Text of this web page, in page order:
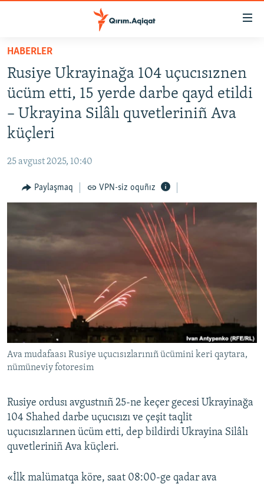
Esas
qaytmaq
Baş
navigatsiyağa
qaytmaq
Qıdıruvğa
SİYASET
İQTİSADİYAT
CEMİYET
İNSAN AQLARI
VİDEO
SÜRET
BLOGLAR
Русский
Українською
QOŞULIÑIZ!
HABERLER
Rusiye Ukrayinağa 104 uçucısıznen
ücüm etti, 15 yerde darbe qayd etildi
– Ukrayina Silâlı quvetleriniñ Ava
küçleri
25 avgust 2025, 10:40
Paylaşmaq VPN-siz oquñız
Ava mudafaası Rusiye uçucısızlarınıñ ücümini keri qaytara,
nümüneviy fotoresim
Rusiye ordusı avgustnıñ 25-ne keçer gecesi Ukrayinağa
104 Shahed darbe uçucısızı ve çeşit taqlit
uçucısızlarınen ücüm etti, dep bildirdi Ukrayina Silâlı
quvetleriniñ Ava küçleri.
«İlk malümatqa köre, saat 08:00-ge qadar ava